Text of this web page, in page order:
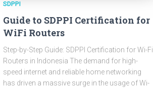
SDPPI
Guide to SDPPI Certification for
WiFi Routers
Step-by-Step Guide: SDPPI Certification for Wi-Fi
Routers in Indonesia The demand for high-
speed internet and reliable home networking
has driven a massive surge in the usage of Wi-